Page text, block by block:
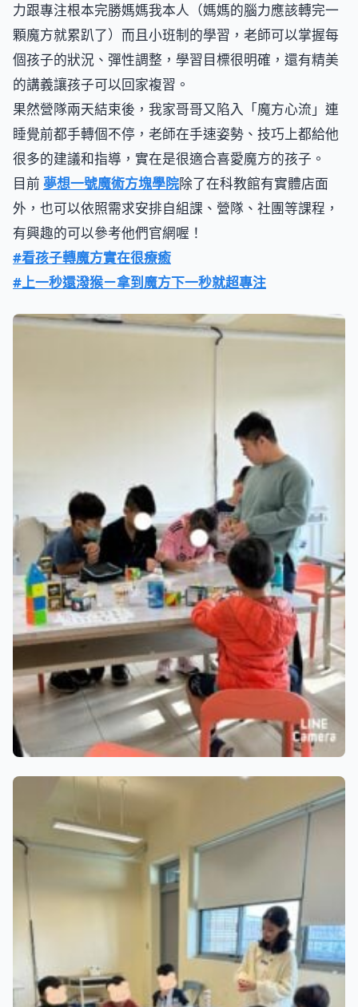
力跟專注根本完勝媽媽我本人（媽媽的腦力應該轉完一
顆魔方就累趴了）而且小班制的學習，老師可以掌握每
個孩子的狀況、彈性調整，學習目標很明確，還有精美
的講義讓孩子可以回家複習。
果然營隊兩天結束後，我家哥哥又陷入「魔方心流」連
睡覺前都手轉個不停，老師在手速姿勢、技巧上都給他
很多的建議和指導，實在是很適合喜愛魔方的孩子。
目前 夢想一號魔術方塊學院除了在科教館有實體店面
外，也可以依照需求安排自組課、營隊、社團等課程，
有興趣的可以參考他們官網喔！
#看孩子轉魔方實在很療癒
#上一秒還潑猴ㄧ拿到魔方下一秒就超專注